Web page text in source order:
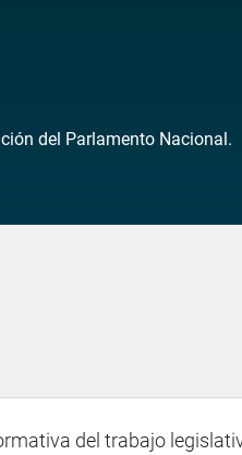
del Parlamento Nacional.
del trabajo